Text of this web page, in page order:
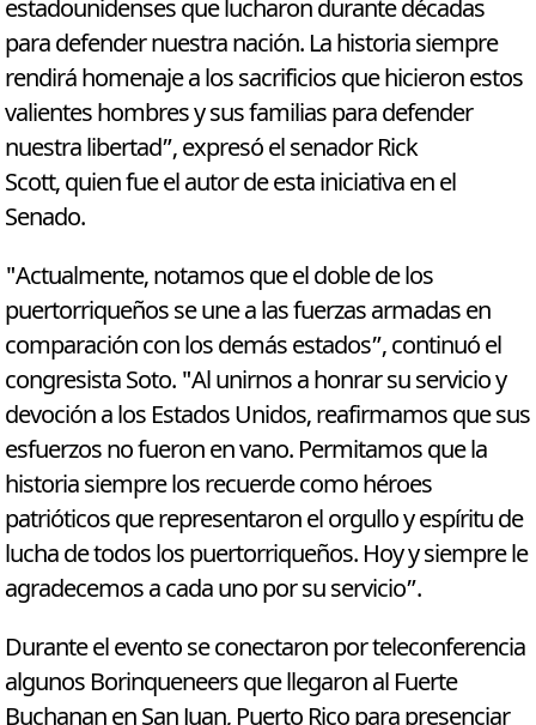
estadounidenses que lucharon durante décadas
para defender nuestra nación. La historia siempre
rendirá homenaje a los sacrificios que hicieron estos
valientes hombres y sus familias para defender
nuestra libertad”, expresó el senador Rick
Scott, quien fue el autor de esta iniciativa en el
Senado.
"Actualmente, notamos que el doble de los
puertorriqueños se une a las fuerzas armadas en
comparación con los demás estados”, continuó el
congresista Soto. "Al unirnos a honrar su servicio y
devoción a los Estados Unidos, reafirmamos que sus
esfuerzos no fueron en vano. Permitamos que la
historia siempre los recuerde como héroes
patrióticos que representaron el orgullo y espíritu de
lucha de todos los puertorriqueños. Hoy y siempre le
agradecemos a cada uno por su servicio”.
Durante el evento se conectaron por teleconferencia
algunos Borinqueneers que llegaron al Fuerte
Buchanan en San Juan, Puerto Rico para presenciar